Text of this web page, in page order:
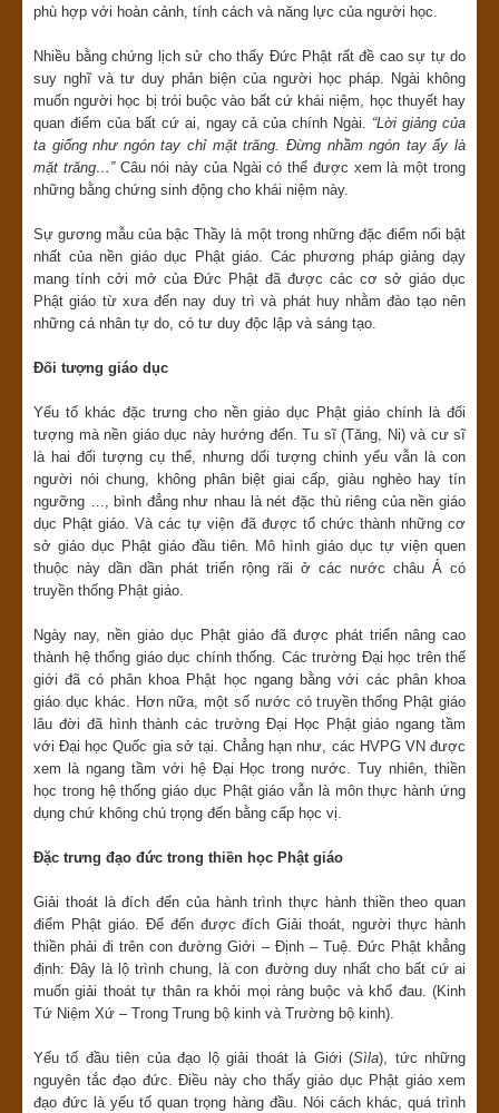
phù hợp với hoàn cảnh, tính cách và năng lực của người học.
Nhiều bằng chứng lịch sử cho thấy Đức Phật rất đề cao sự tự do
suy nghĩ và tư duy phản biện của người học pháp. Ngài không
muốn người học bị trói buộc vào bất cứ khái niệm, học thuyết hay
quan điểm của bất cứ ai, ngay cả của chính Ngài. “Lời giảng của
ta giống như ngón tay chỉ mặt trăng. Đừng nhầm ngón tay ấy là
mặt trăng…”Câu nói này của Ngài có thể được xem là một trong
những bằng chứng sinh động cho khái niệm này.
Sự gương mẫu của bậc Thầy là một trong những đặc điểm nổi bật
nhất của nền giáo dục Phật giáo. Các phương pháp giảng dạy
mang tính cởi mở của Đức Phật đã được các cơ sở giáo dục
Phật giáo từ xưa đến nay duy trì và phát huy nhằm đào tạo nên
những cá nhân tự do, có tư duy độc lập và sáng tạo.
Đối tượng giáo dục
Yếu tố khác đặc trưng cho nền giáo dục Phật giáo chính là đối
tượng mà nền giáo dục này hướng đến. Tu sĩ (Tăng, Ni) và cư sĩ
là hai đối tượng cụ thể, nhưng dối tượng chinh yếu vẫn là con
người nói chung, không phân biệt giai cấp, giàu nghèo hay tín
ngưỡng …, bình đẳng như nhau là nét đặc thù riêng của nền giáo
dục Phật giáo. Và các tự viện đã được tổ chức thành những cơ
sở giáo dục Phật giáo đầu tiên. Mô hình giáo dục tự viện quen
thuộc này dần dần phát triển rộng rãi ở các nước châu Á có
truyền thống Phật giáo.
Ngày nay, nền giáo dục Phật giáo đã được phát triển nâng cao
thành hệ thống giáo dục chính thống. Các trường Đại học trên thế
giới đã có phân khoa Phật học ngang bằng với các phân khoa
giáo dục khác. Hơn nữa, một số nước có truyền thống Phật giáo
lâu đời đã hình thành các trường Đại Học Phật giáo ngang tầm
với Đại học Quốc gia sở tại. Chẳng hạn như, các HVPG VN được
xem là ngang tầm với hệ Đại Học trong nước. Tuy nhiên, thiền
học trong hệ thống giáo dục Phật giáo vẫn là môn thực hành ứng
dụng chứ không chú trọng đến bằng cấp học vị.
Đặc trưng đạo đức trong thiền học Phật giáo
Giải thoát là đích đến của hành trình thực hành thiền theo quan
điểm Phật giáo. Để đến được đích Giải thoát, người thực hành
thiền phải đi trên con đường Giới – Định – Tuệ. Đức Phật khẳng
định: Đây là lộ trình chung, là con đường duy nhất cho bất cứ ai
muốn giải thoát tự thân ra khỏi mọi ràng buộc và khổ đau. (Kinh
Tứ Niệm Xứ – Trong Trung bộ kinh và Trường bộ kinh).
Yếu tố đầu tiên của đạo lộ giải thoát là Giới (Sìla), tức những
nguyên tắc đạo đức. Điều này cho thấy giáo dục Phật giáo xem
đạo đức là yếu tố quan trọng hàng đầu. Nói cách khác, quá trình